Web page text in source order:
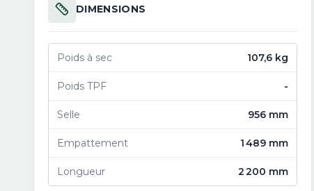
DIMENSIONS
Poids à sec 107,6 kg
Poids TPF -
Selle 956 mm
Empattement 1 489 mm
Longueur 2 200 mm